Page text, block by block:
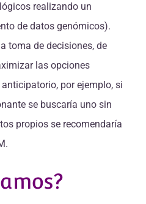
realizando un
de datos genómicos).
toma de decisiones, de
las opciones
por ejemplo, si
se buscaría uno sin
propios se recomendaría